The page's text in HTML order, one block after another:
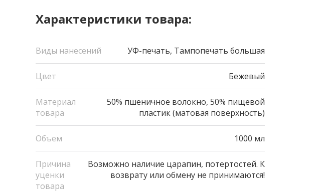
Характеристики товара:
Виды нанесений УФ-печать, Тампопечать большая
Цвет Бежевый
Материал
товара
50% пшеничное волокно, 50% пищевой
пластик (матовая поверхность)
Объем 1000 мл
Причина
уценки
товара
Возможно наличие царапин, потертостей. К
возврату или обмену не принимаются!